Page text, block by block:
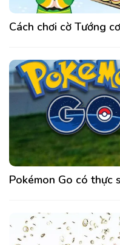
Cách chơi cờ Tướng
Pokémon Go có thực